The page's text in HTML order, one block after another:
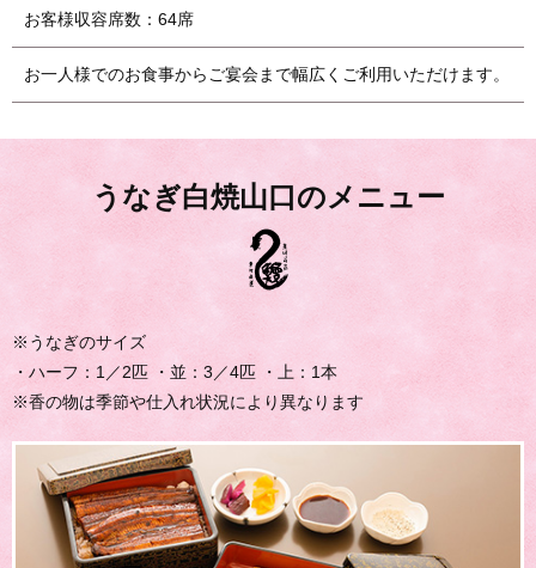
お客様収容席数：64席
お一人様でのお食事からご宴会まで幅広くご利用いただけます。
うなぎ白焼山口のメニュー
※うなぎのサイズ
・ハーフ：1／2匹 ・並：3／4匹 ・上：1本
※香の物は季節や仕入れ状況により異なります